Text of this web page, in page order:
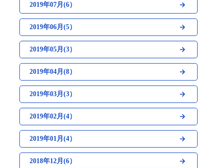
2019年07月(6）
2019年06月(5）
2019年05月(3）
2019年04月(8）
2019年03月(3）
2019年02月(4）
2019年01月(4）
2018年12月(6）